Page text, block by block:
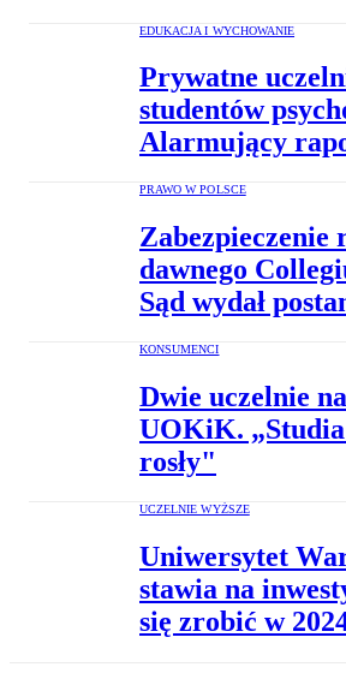
EDUKACJA I WYCHOWANIE
Prywatne
studentów
Alarmujący
PRAWO W POLSCE
Zabezpieczenie
dawnego
Sąd wydał
KONSUMENCI
Dwie uczelnie
UOKiK. „Studia
rosły"
UCZELNIE WYŻSZE
Uniwersytet
stawia na
się zrobić w